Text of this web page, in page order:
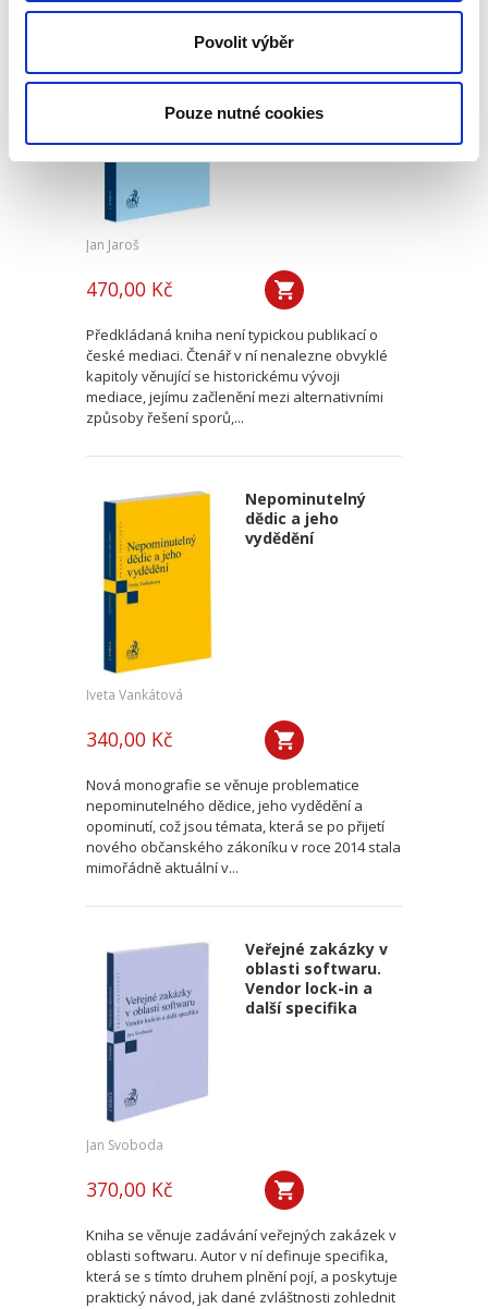
Povolit výběr
Pouze nutné cookies
Mediace. Ohlédnutí
po deseti letech
Jan Jaroš
470,00 Kč
Předkládaná kniha není typickou publikací o
české mediaci. Čtenář v ní nenalezne obvyklé
kapitoly věnující se historickému vývoji
mediace, jejímu začlenění mezi alternativními
způsoby řešení sporů,...
Nepominutelný
dědic a jeho
vydědění
Iveta Vankátová
340,00 Kč
Nová monografie se věnuje problematice
nepominutelného dědice, jeho vydědění a
opominutí, což jsou témata, která se po přijetí
nového občanského zákoníku v roce 2014 stala
mimořádně aktuální v...
Veřejné zakázky v
oblasti softwaru.
Vendor lock-in a
další specifika
Jan Svoboda
370,00 Kč
Kniha se věnuje zadávání veřejných zakázek v
oblasti softwaru. Autor v ní definuje specifika,
která se s tímto druhem plnění pojí, a poskytuje
praktický návod, jak dané zvláštnosti zohlednit